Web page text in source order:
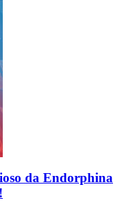
da Endorphina